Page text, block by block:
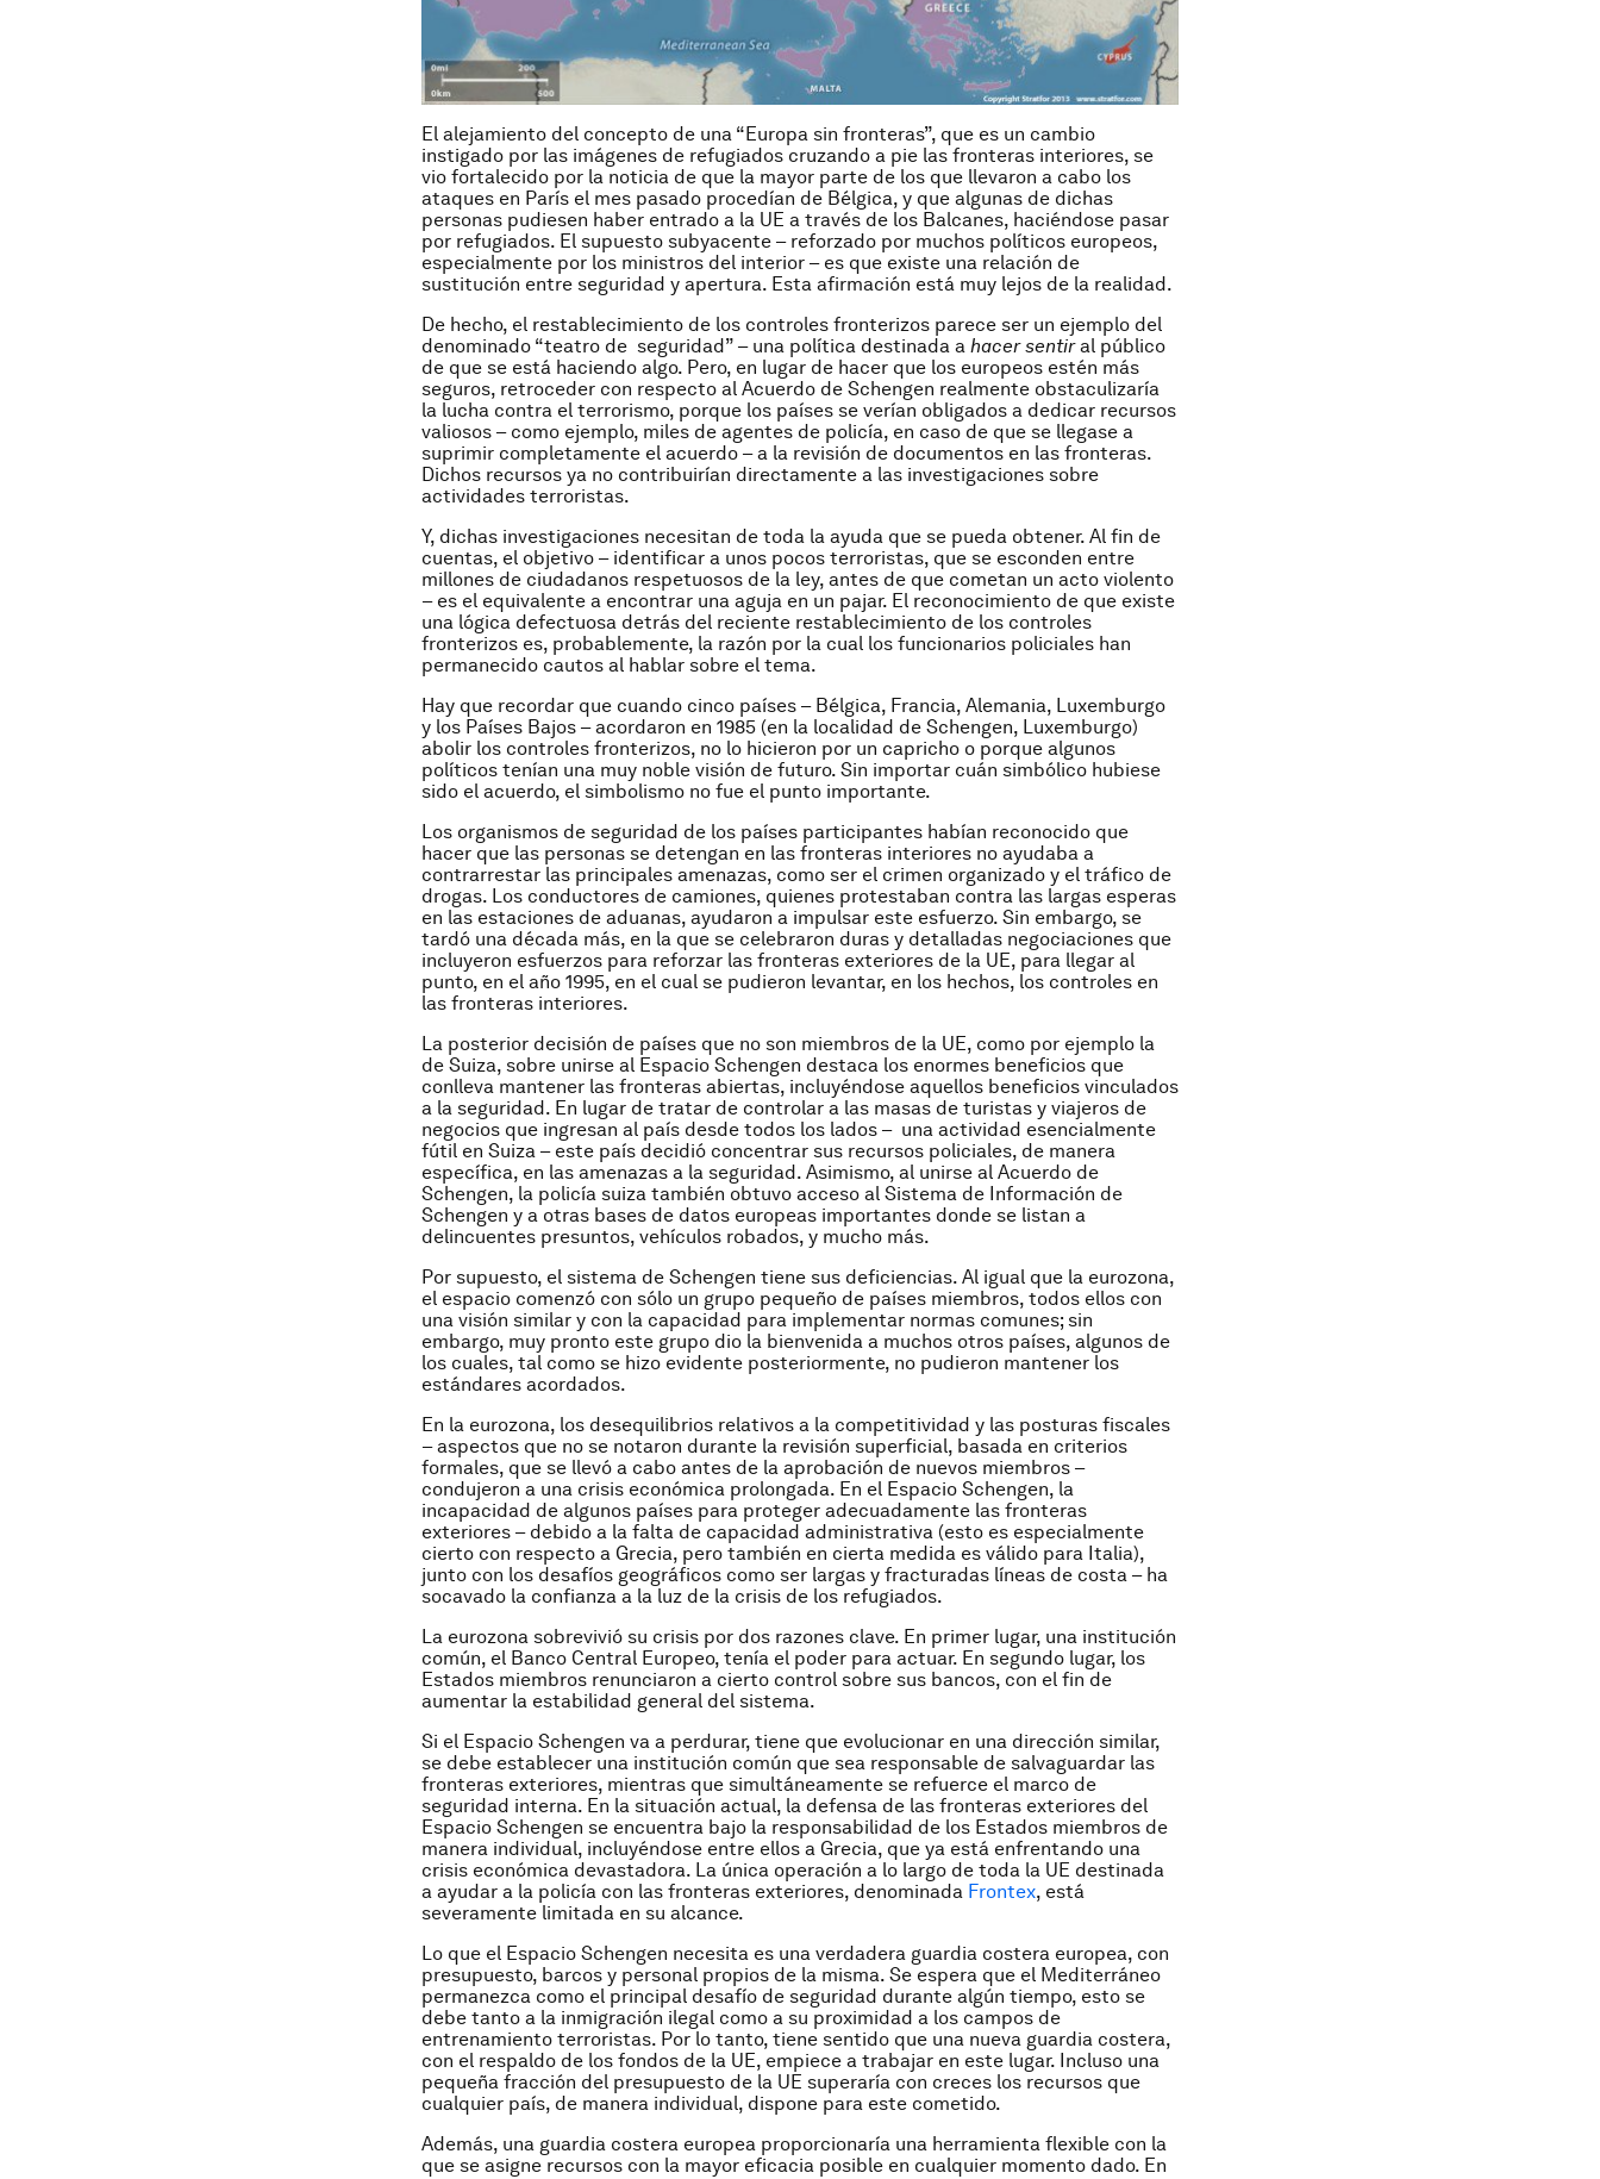
El alejamiento del concepto de una “Europa sin fronteras”, que es un cambio
instigado por las imágenes de refugiados cruzando a pie las fronteras interiores, se
vio fortalecido por la noticia de que la mayor parte de los que llevaron a cabo los
ataques en París el mes pasado procedían de Bélgica, y que algunas de dichas
personas pudiesen haber entrado a la UE a través de los Balcanes, haciéndose pasar
por refugiados. El supuesto subyacente – reforzado por muchos políticos europeos,
especialmente por los ministros del interior – es que existe una relación de
sustitución entre seguridad y apertura. Esta afirmación está muy lejos de la realidad.
De hecho, el restablecimiento de los controles fronterizos parece ser un ejemplo del
denominado “teatro de seguridad” – una política destinada a hacer sentiral público
de que se está haciendo algo. Pero, en lugar de hacer que los europeos estén más
seguros, retroceder con respecto al Acuerdo de Schengen realmente obstaculizaría
la lucha contra el terrorismo, porque los países se verían obligados a dedicar recursos
valiosos – como ejemplo, miles de agentes de policía, en caso de que se llegase a
suprimir completamente el acuerdo – a la revisión de documentos en las fronteras.
Dichos recursos ya no contribuirían directamente a las investigaciones sobre
actividades terroristas.
Y, dichas investigaciones necesitan de toda la ayuda que se pueda obtener. Al fin de
cuentas, el objetivo – identificar a unos pocos terroristas, que se esconden entre
millones de ciudadanos respetuosos de la ley, antes de que cometan un acto violento
– es el equivalente a encontrar una aguja en un pajar. El reconocimiento de que existe
una lógica defectuosa detrás del reciente restablecimiento de los controles
fronterizos es, probablemente, la razón por la cual los funcionarios policiales han
permanecido cautos al hablar sobre el tema.
Hay que recordar que cuando cinco países – Bélgica, Francia, Alemania, Luxemburgo
y los Países Bajos – acordaron en 1985 (en la localidad de Schengen, Luxemburgo)
abolir los controles fronterizos, no lo hicieron por un capricho o porque algunos
políticos tenían una muy noble visión de futuro. Sin importar cuán simbólico hubiese
sido el acuerdo, el simbolismo no fue el punto importante.
Los organismos de seguridad de los países participantes habían reconocido que
hacer que las personas se detengan en las fronteras interiores no ayudaba a
contrarrestar las principales amenazas, como ser el crimen organizado y el tráfico de
drogas. Los conductores de camiones, quienes protestaban contra las largas esperas
en las estaciones de aduanas, ayudaron a impulsar este esfuerzo. Sin embargo, se
tardó una década más, en la que se celebraron duras y detalladas negociaciones que
incluyeron esfuerzos para reforzar las fronteras exteriores de la UE, para llegar al
punto, en el año 1995, en el cual se pudieron levantar, en los hechos, los controles en
las fronteras interiores.
La posterior decisión de países que no son miembros de la UE, como por ejemplo la
de Suiza, sobre unirse al Espacio Schengen destaca los enormes beneficios que
conlleva mantener las fronteras abiertas, incluyéndose aquellos beneficios vinculados
a la seguridad. En lugar de tratar de controlar a las masas de turistas y viajeros de
negocios que ingresan al país desde todos los lados – una actividad esencialmente
fútil en Suiza – este país decidió concentrar sus recursos policiales, de manera
específica, en las amenazas a la seguridad. Asimismo, al unirse al Acuerdo de
Schengen, la policía suiza también obtuvo acceso al Sistema de Información de
Schengen y a otras bases de datos europeas importantes donde se listan a
delincuentes presuntos, vehículos robados, y mucho más.
Por supuesto, el sistema de Schengen tiene sus deficiencias. Al igual que la eurozona,
el espacio comenzó con sólo un grupo pequeño de países miembros, todos ellos con
una visión similar y con la capacidad para implementar normas comunes; sin
embargo, muy pronto este grupo dio la bienvenida a muchos otros países, algunos de
los cuales, tal como se hizo evidente posteriormente, no pudieron mantener los
estándares acordados.
En la eurozona, los desequilibrios relativos a la competitividad y las posturas fiscales
– aspectos que no se notaron durante la revisión superficial, basada en criterios
formales, que se llevó a cabo antes de la aprobación de nuevos miembros –
condujeron a una crisis económica prolongada. En el Espacio Schengen, la
incapacidad de algunos países para proteger adecuadamente las fronteras
exteriores – debido a la falta de capacidad administrativa (esto es especialmente
cierto con respecto a Grecia, pero también en cierta medida es válido para Italia),
junto con los desafíos geográficos como ser largas y fracturadas líneas de costa – ha
socavado la confianza a la luz de la crisis de los refugiados.
La eurozona sobrevivió su crisis por dos razones clave. En primer lugar, una institución
común, el Banco Central Europeo, tenía el poder para actuar. En segundo lugar, los
Estados miembros renunciaron a cierto control sobre sus bancos, con el fin de
aumentar la estabilidad general del sistema.
Si el Espacio Schengen va a perdurar, tiene que evolucionar en una dirección similar,
se debe establecer una institución común que sea responsable de salvaguardar las
fronteras exteriores, mientras que simultáneamente se refuerce el marco de
seguridad interna. En la situación actual, la defensa de las fronteras exteriores del
Espacio Schengen se encuentra bajo la responsabilidad de los Estados miembros de
manera individual, incluyéndose entre ellos a Grecia, que ya está enfrentando una
crisis económica devastadora. La única operación a lo largo de toda la UE destinada
a ayudar a la policía con las fronteras exteriores, denominada Frontex, está
severamente limitada en su alcance.
Lo que el Espacio Schengen necesita es una verdadera guardia costera europea, con
presupuesto, barcos y personal propios de la misma. Se espera que el Mediterráneo
permanezca como el principal desafío de seguridad durante algún tiempo, esto se
debe tanto a la inmigración ilegal como a su proximidad a los campos de
entrenamiento terroristas. Por lo tanto, tiene sentido que una nueva guardia costera,
con el respaldo de los fondos de la UE, empiece a trabajar en este lugar. Incluso una
pequeña fracción del presupuesto de la UE superaría con creces los recursos que
cualquier país, de manera individual, dispone para este cometido.
Además, una guardia costera europea proporcionaría una herramienta flexible con la
que se asigne recursos con la mayor eficacia posible en cualquier momento dado. En